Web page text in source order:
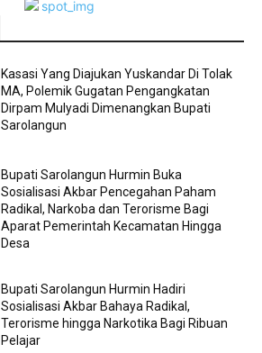
Kasasi Yang Diajukan Yuskandar Di Tolak
MA, Polemik Gugatan Pengangkatan
Dirpam Mulyadi Dimenangkan Bupati
Sarolangun
Bupati Sarolangun Hurmin Buka
Sosialisasi Akbar Pencegahan Paham
Radikal, Narkoba dan Terorisme Bagi
Aparat Pemerintah Kecamatan Hingga
Desa
Bupati Sarolangun Hurmin Hadiri
Sosialisasi Akbar Bahaya Radikal,
Terorisme hingga Narkotika Bagi Ribuan
Pelajar